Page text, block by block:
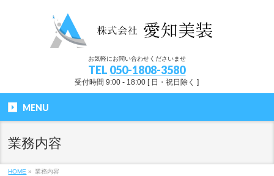
お気軽にお問い合わせくださいませ
TEL 050-1808-3580
受付時間 9:00 - 18:00 [ 日・祝日除く ]
MENU
業務内容
HOME » 業務内容